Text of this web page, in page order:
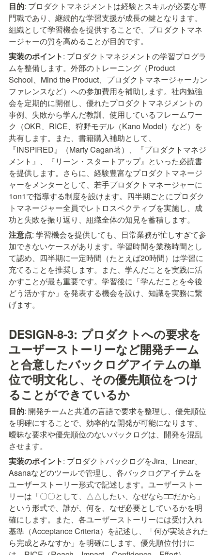
目的: プロダクトマネジメントは経験とスキルが必要な専
門職であり、継続的な学習支援が成長の鍵となります。
組織として学習機会を提供することで、プロダクトマネ
ージャーの質を高めることが目的です。
実装のポイント: プロダクトマネジメントの学習プログラ
ムを整備します。外部のトレーニング（Product
School、Mind the Product、プロダクトマネージャーカン
ファレンスなど）への参加費用を補助します。社内勉強
会を定期的に開催し、優れたプロダクトマネジメントの
事例、失敗から学んだ教訓、使用しているフレームワー
ク（OKR、RICE、狩野モデル（Kano Model）など）を
共有します。また、書籍購入補助として、
『INSPIRED』（Marty Cagan著）、『プロダクトマネジ
メント』、『リーン・スタートアップ』といった必読書
を提供します。さらに、経験豊富なプロダクトマネージ
ャーをメンターとして、若手プロダクトマネージャーに
1on1で指導する制度を設けます。四半期ごとにプロダク
トマネージャー全員でレトロスペクティブを実施し、成
功と失敗を振り返り、組織全体の知見を蓄積します。
注意点: 学習機会を提供しても、日常業務が忙しすぎて参
加できないケースがあります。学習時間を業務時間とし
て認め、四半期に一定時間（たとえば20時間）は学習に
充てることを推奨します。また、学んだことを実践に活
かすことが最も重要です。学習後に「学んだことを今後
どう活かすか」を発表する機会を設け、知識を実務に繋
げます。
DESIGN-8-3: プロダクトへの要求を
ユーザーストーリーなど開発チーム
と合意したバックログアイテムの単
位で明文化し、その優先順位をつけ
ることができているか
目的: 開発チームと共通の言語で要求を整理し、優先順位
を明確にすることで、効率的な開発が可能になります。
曖昧な要求や優先順位のないバックログは、開発を混乱
させます。
実装のポイント: プロダクトバックログをJira、Linear、
Asanaなどのツールで管理し、各バックログアイテムを
ユーザーストーリー形式で記述します。ユーザーストー
リーは「〇〇として、△△したい、なぜなら□□だから」
という形式で、誰が、何を、なぜ必要としているかを明
確にします。また、各ユーザーストーリーには受け入れ
基準（Acceptance Criteria）を記述し、「何が実装された
ら完成とみなすか」を明確にします。優先順位付けに